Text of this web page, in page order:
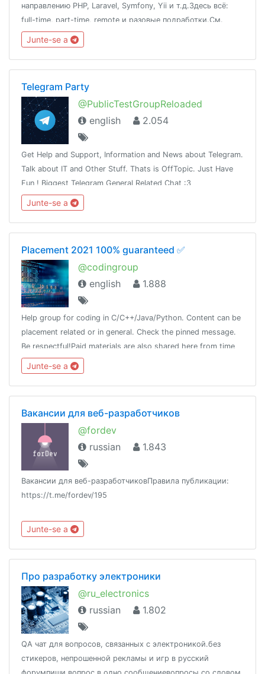
направлению PHP, Laravel, Symfony, Yii и т.д.Здесь всё:
full-time, part-time, remote и разовые подработки.См.
также: @qa_jobs, @devops_jobs, @javascript_jobs,
@nodejs_jobs, @uiux_jobs, @products_jobs
Junte-se a
Telegram Party
@PublicTestGroupReloaded
english
2.054
Get Help and Support, Information and News about Telegram.
Talk about IT and Other Stuff. Thats is OffTopic. Just Have
Fun ! Biggest Telegram General Related Chat :3
Junte-se a
Placement 2021 100% guaranteed ✅
@codingroup
english
1.888
Help group for coding in C/C++/Java/Python. Content can be
placement related or in general. Check the pinned message.
Be respectful!Paid materials are also shared here from time
to time, so join this group and keep a look!
Junte-se a
Вакансии для веб-разработчиков
@fordev
russian
1.843
Вакансии для веб-разработчиковПравила публикации:
https://t.me/fordev/195
Junte-se a
Про разработку электроники
@ru_electronics
russian
1.802
QA чат для вопросов, связанных с электроникой.без
стикеров, непрошенной рекламы и игр в русский